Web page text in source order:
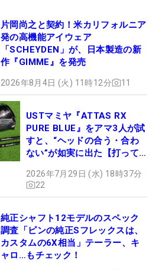
片岡尚之と契約！米カリフォルニア
発の高機能アイウェア
「SCHEYDEN」が、日本製造の新
作『GIMME』を発売
2026年8月4日 (火) 11時12分 11
USTマミヤ『ATTAS RX
PURE BLUE』をアマ3人が試
すと、“ヘッドの合う・合わ
ない”が如実に出た【打って
2026年7月29日 (水) 18時37分
22
純正シャフト12モデルのスペック
調査「ピンの純正Sフレックスは、
カスタムの6X相当」テーラー、キ
ャロ…もチェック！